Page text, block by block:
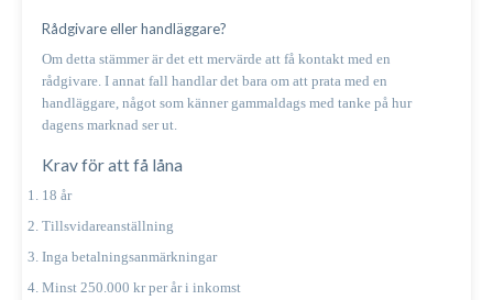
Rådgivare eller handläggare?
Om detta stämmer är det ett mervärde att få kontakt med en
rådgivare. I annat fall handlar det bara om att prata med en
handläggare, något som känner gammaldags med tanke på hur
dagens marknad ser ut.
Krav för att få låna
18 år
Tillsvidareanställning
Inga betalningsanmärkningar
Minst 250.000 kr per år i inkomst